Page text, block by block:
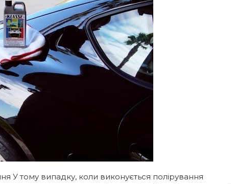
У тому випадку, коли виконується полірування